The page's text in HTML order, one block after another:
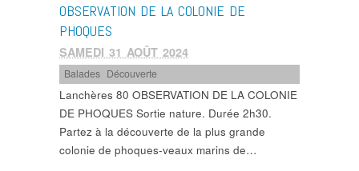
OBSERVATION DE LA COLONIE DE
PHOQUES
SAMEDI 31 AOÛT 2024
Balades Découverte
Lanchères 80 OBSERVATION DE LA COLONIE
DE PHOQUES Sortie nature. Durée 2h30.
Partez à la découverte de la plus grande
colonie de phoques-veaux marins de…